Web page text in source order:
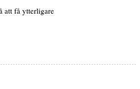
att få ytterligare